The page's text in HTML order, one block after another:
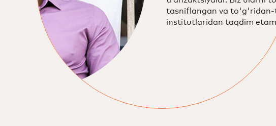
tasniflangan va
institutlaridan taqdim